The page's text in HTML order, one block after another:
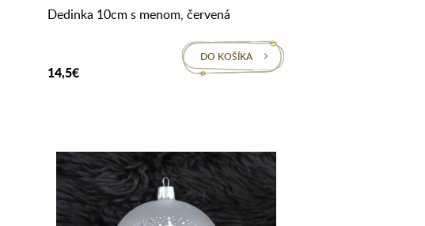
Dedinka 10cm s menom, červená
14,5€
DO KOŠÍKA